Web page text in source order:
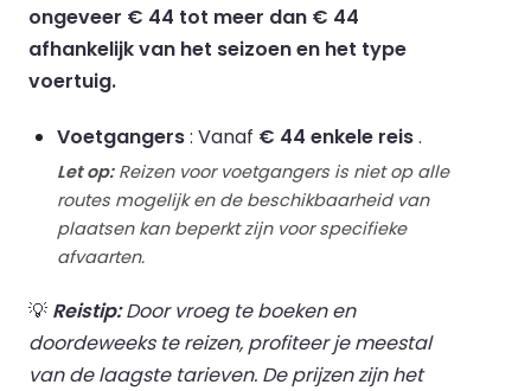
ongeveer € 44 tot meer dan € 44
afhankelijk van het seizoen en het type
voertuig.
Voetgangers: Vanaf € 44 enkele reis.
Let op:Reizen voor voetgangers is niet op alle
routes mogelijk en de beschikbaarheid van
plaatsen kan beperkt zijn voor specifieke
afvaarten.
💡 Reistip:Door vroeg te boeken en
doordeweeks te reizen, profiteer je meestal
van de laagste tarieven. De prijzen zijn het